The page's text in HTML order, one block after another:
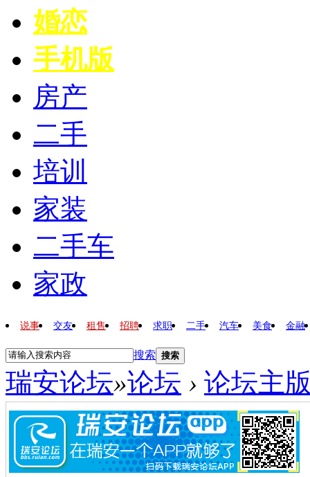
婚恋
手机版
房产
二手
培训
家装
二手车
家政
说事 交友 租售 招聘 求职 二手 汽车 美食 金融
搜索 搜索
瑞安论坛»论坛 › 论坛主